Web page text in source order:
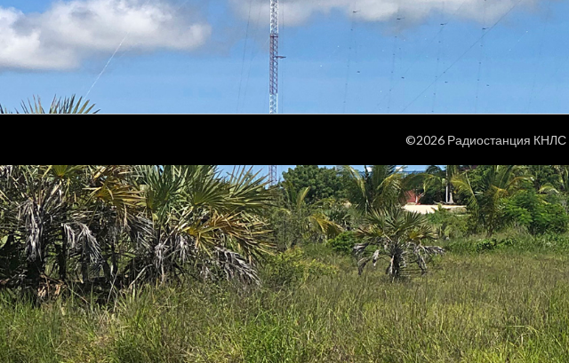
©2026 Радиостанция КНЛС